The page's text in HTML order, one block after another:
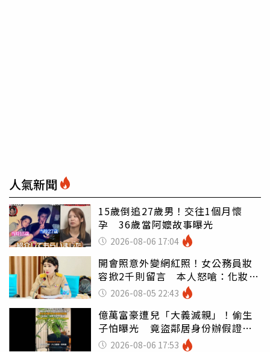
人氣新聞
15歲倒追27歲男！交往1個月懷
孕 36歲當阿嬤故事曝光
2026-08-06 17:04
開會照意外變網紅照！女公務員妝
容掀2千則留言 本人怒嗆：化妝有
錯嗎2026-08-05 22:43
億萬富豪遭兒「大義滅親」！偷生
子怕曝光 竟盜鄰居身份辦假證落
戶 2026-08-06 17:53